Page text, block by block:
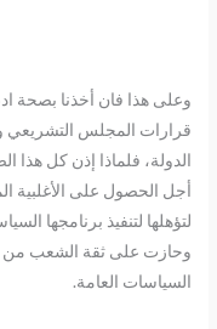
وعلى هذا فان أخذنا بصحة
قرارات المجلس التشريعي
الدولة، فلماذا إذن كل هذا
أجل الحصول على الأغلبية
لتؤهلها لتنفيذ برنامجها
وحازت على ثقة الشعب من
السياسات العامة.